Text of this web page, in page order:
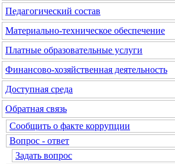
Педагогический состав
Материально-техническое обеспечение
Платные образовательные услуги
Финансово-хозяйственная деятельность
Доступная среда
Обратная связь
Сообщить о факте коррупции
Вопрос - ответ
Задать вопрос